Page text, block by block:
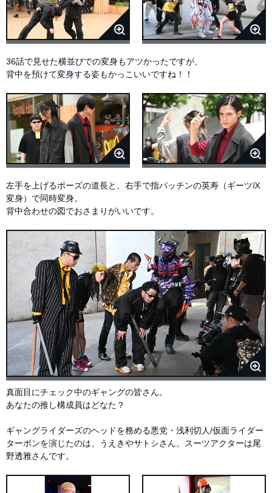
36話で見せた横並びでの変身もアツかったですが、
背中を預けて変身する姿もかっこいいですね！！
左手を上げるポーズの道長と、右手で指パッチンの英寿（ギーツⅨ
変身）で同時変身。
背中合わせの図でおさまりがいいです。
真面目にチェック中のギャングの皆さん。
あなたの推し構成員はどなた？
ギャングライダーズのヘッドを務める悪党・浅利切人/仮面ライダー
ターボンを演じたのは、うえきやサトシさん。スーツアクターは尾
野透雅さんです。